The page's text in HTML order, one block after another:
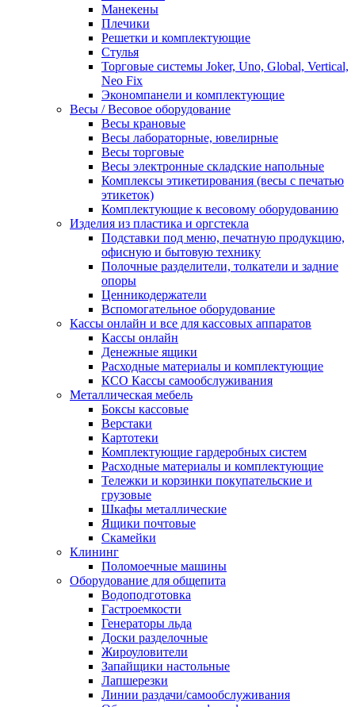
Манекены
Плечики
Решетки и комплектующие
Стулья
Торговые системы Joker, Uno, Global, Vertical,
Neo Fix
Экономпанели и комплектующие
Весы / Весовое оборудование
Весы крановые
Весы лабораторные, ювелирные
Весы торговые
Весы электронные складские напольные
Комплексы этикетирования (весы с печатью
этикеток)
Комплектующие к весовому оборудованию
Изделия из пластика и оргстекла
Подставки под меню, печатную продукцию,
офисную и бытовую технику
Полочные разделители, толкатели и задние
опоры
Ценникодержатели
Вспомогательное оборудование
Кассы онлайн и все для кассовых аппаратов
Кассы онлайн
Денежные ящики
Расходные материалы и комплектующие
КСО Кассы самообслуживания
Металлическая мебель
Боксы кассовые
Верстаки
Картотеки
Комплектующие гардеробных систем
Расходные материалы и комплектующие
Тележки и корзинки покупательские и
грузовые
Шкафы металлические
Ящики почтовые
Скамейки
Клининг
Поломоечные машины
Оборудование для общепита
Водоподготовка
Гастроемкости
Генераторы льда
Доски разделочные
Жироуловители
Запайщики настольные
Лапшерезки
Линии раздачи/самообслуживания